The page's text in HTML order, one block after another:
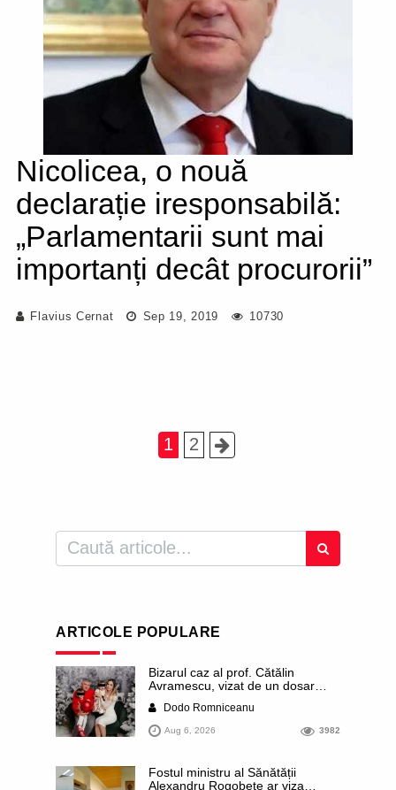
Nicolicea, o nouă
declarație iresponsabilă:
„Parlamentarii sunt mai
importanți decât procurorii”
Flavius Cernat Sep 19, 2019 10730
1 2
ARTICOLE POPULARE
Bizarul caz al prof. Cătălin
Avramescu, vizat de un dosar
infantilă”. Miroase a execuție
stalinistă. Cea mai imundă parte a
presei publică inclusiv documente
dezvăluite date ultra-personale
ale profesorului, inclusiv
Dodo Romniceanu
Aug 6, 2026 3982
Fostul ministru al Sănătății
Alexandru Rogobete ar viza